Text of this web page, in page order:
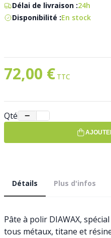
Délai de livraison :24h
Disponibilité :En stock
72,00 €
Qté −
Détails Plus d'infos
Pâte à polir DIAWAX,
tous métaux, titane et